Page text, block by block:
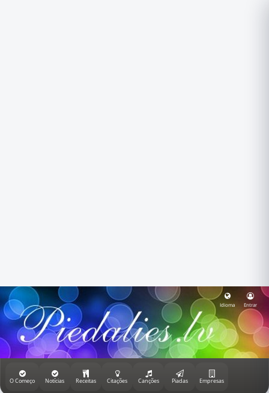
Idioma Entrar
O Começo Notícias Receitas Citações Canções Piadas Empresas